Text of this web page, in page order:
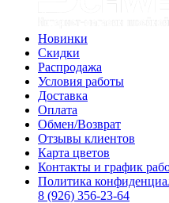
Новинки
Скидки
Распродажа
Условия работы
Доставка
Оплата
Обмен/Возврат
Отзывы клиентов
Карта цветов
Контакты и график
Политика
8 (926) 356-23-64